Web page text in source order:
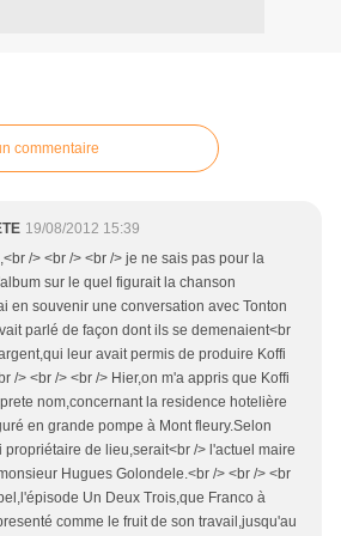
commentaire
19/08/2012 15:39
/> <br /> <br /> je ne sais pas pour la
sur le quel figurait la chanson
en souvenir une conversation avec Tonton
parlé de façon dont ils se demenaient<br
leur avait permis de produire Koffi
/> <br /> <br /> Hier,on m'a appris que Koffi
nom,concernant la residence hotelière
en grande pompe à Mont fleury.Selon
propriétaire de lieu,serait<br /> l'actuel maire
Hugues Golondele.<br /> <br /> <br
Un Deux Trois,que Franco à
comme le fruit de son travail,jusqu'au